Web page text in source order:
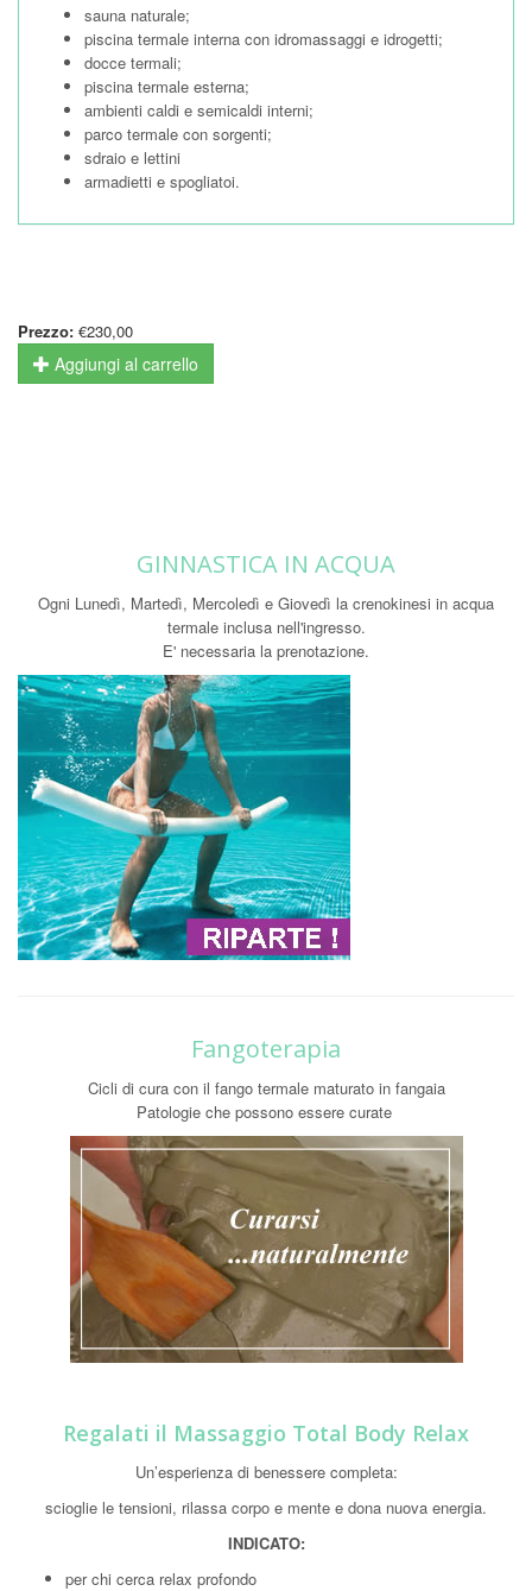
sauna naturale;
piscina termale interna con idromassaggi e idrogetti;
docce termali;
piscina termale esterna;
ambienti caldi e semicaldi interni;
parco termale con sorgenti;
sdraio e lettini
armadietti e spogliatoi.
Prezzo: €230,00
Aggiungi al carrello
GINNASTICA IN ACQUA
Ogni Lunedì, Martedì, Mercoledì e Giovedì la crenokinesi in acqua
termale inclusa nell'ingresso.
E' necessaria la prenotazione.
Fangoterapia
Cicli di cura con il fango termale maturato in fangaia
Patologie che possono essere curate
Regalati il Massaggio Total Body Relax
Un’esperienza di benessere completa:
scioglie le tensioni, rilassa corpo e mente e dona nuova energia.
INDICATO:
per chi cerca relax profondo